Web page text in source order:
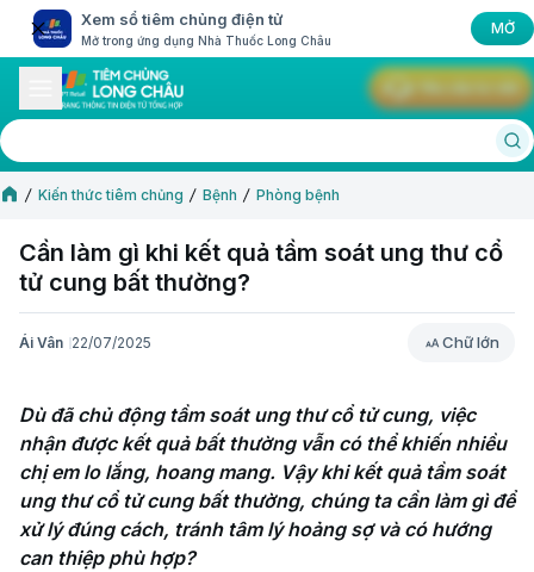
Xem sổ tiêm chủng điện tử
Mở trong ứng dụng Nhà Thuốc Long Châu
MỞ
Kiến thức tiêm chủng Bệnh Phòng bệnh
Cần làm gì khi kết quả tầm soát ung thư cổ
tử cung bất thường?
Ái Vân 22/07/2025 Chữ lớn
Chữ lớn
Dù đã chủ động tầm soát ung thư cổ tử cung, việc
nhận được kết quả bất thường vẫn có thể khiến nhiều
chị em lo lắng, hoang mang. Vậy khi kết quả tầm soát
ung thư cổ tử cung bất thường, chúng ta cần làm gì để
xử lý đúng cách, tránh tâm lý hoảng sợ và có hướng
can thiệp phù hợp?